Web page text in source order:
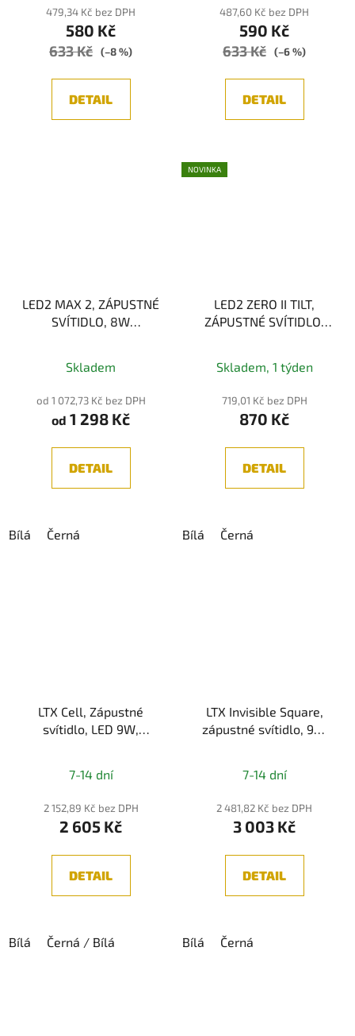
479,34 Kč bez DPH
580 Kč
633 Kč (–8 %)
DETAIL
487,60 Kč bez DPH
590 Kč
633 Kč (–6 %)
DETAIL
LED2 MAX 2, ZÁPUSTNÉ
SVÍTIDLO, 8W
hodnocení
produktu
je
z
Skladem
od 1 072,73 Kč bez DPH
od 1 298 Kč
DETAIL
Bílá Černá
NOVINKA
LED2 ZERO II TILT,
ZÁPUSTNÉ SVÍTIDLO,
Skladem, 1 týden
719,01 Kč bez DPH
870 Kč
DETAIL
Bílá Černá
LTX Cell, Zápustné
svítidlo, LED 9W,
7-14 dní
2 152,89 Kč bez DPH
2 605 Kč
DETAIL
Bílá Černá / Bílá
LTX Invisible Square,
zápustné svítidlo, 9w,
7-14 dní
2 481,82 Kč bez DPH
3 003 Kč
DETAIL
Bílá Černá